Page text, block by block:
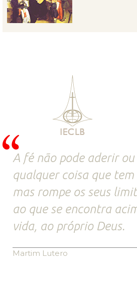
A fé não pode aderir
qualquer coisa que
mas rompe os seus
ao que se encontra
vida, ao próprio Deus.
Martim Lutero